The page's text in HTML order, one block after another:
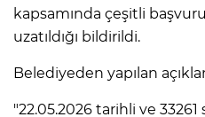
kapsamında çeşitli
uzatıldığı bildirildi.
Belediyeden yapılan
"22.05.2026 tarihli ve 33261